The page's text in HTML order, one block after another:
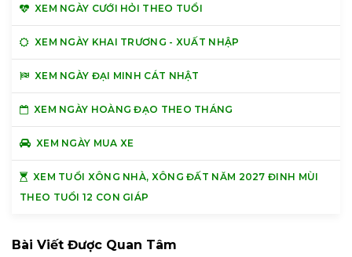
XEM NGÀY CƯỚI HỎI THEO TUỔI
XEM NGÀY KHAI TRƯƠNG - XUẤT NHẬP
XEM NGÀY ĐẠI MINH CÁT NHẬT
XEM NGÀY HOÀNG ĐẠO THEO THÁNG
XEM NGÀY MUA XE
XEM TUỔI XÔNG NHÀ, XÔNG ĐẤT NĂM 2027 ĐINH MÙI
THEO TUỔI 12 CON GIÁP
Bài Viết Được Quan Tâm